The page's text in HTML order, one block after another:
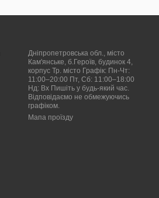
Дніпропетровська обл., місто
Кам'янське, б.Героїв, будинок 4,
корпус Тр. місто Графік: Пн-Чт:
11:00–20:00 Пт, Сб: 11:00–18:00
Нд: Вх Пишіть у будь-який час.
Відповідаємо не обмежуючись
графіком.
Мапа проїзду